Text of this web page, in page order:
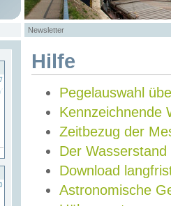
Newsletter
Hilfe
Pegelauswahl
Kennzeichnende
Zeitbezug der
Der Wasserstand
Download
Astronomische